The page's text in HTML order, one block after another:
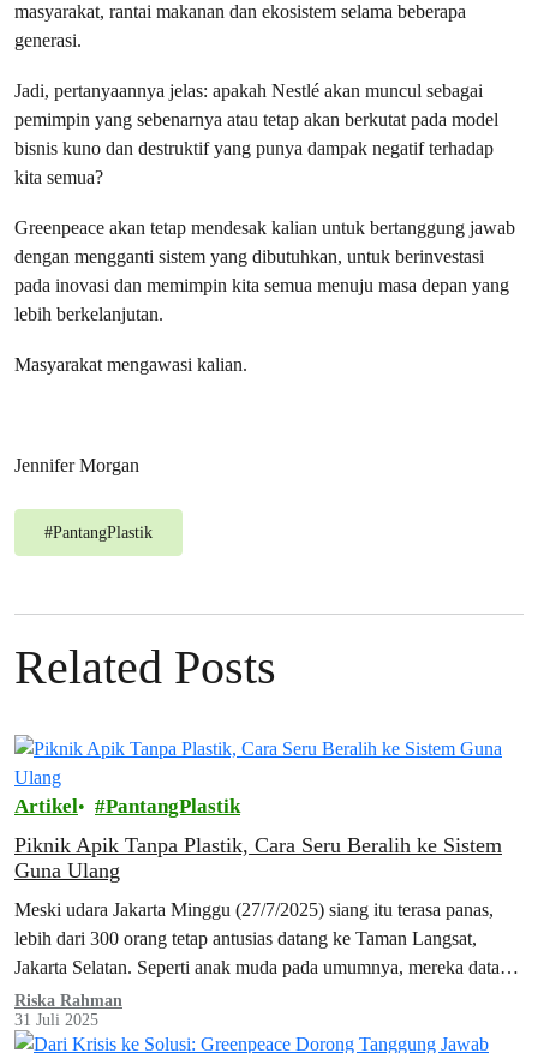
masyarakat, rantai makanan dan ekosistem selama beberapa
generasi.
Jadi, pertanyaannya jelas: apakah Nestlé akan muncul sebagai
pemimpin yang sebenarnya atau tetap akan berkutat pada model
bisnis kuno dan destruktif yang punya dampak negatif terhadap
kita semua?
Greenpeace akan tetap mendesak kalian untuk bertanggung jawab
dengan mengganti sistem yang dibutuhkan, untuk berinvestasi
pada inovasi dan memimpin kita semua menuju masa depan yang
lebih berkelanjutan.
Masyarakat mengawasi kalian.
Jennifer Morgan
#PantangPlastik
Related Posts
Artikel PantangPlastik
Piknik Apik Tanpa Plastik, Cara Seru Beralih ke Sistem
Guna Ulang
Meski udara Jakarta Minggu (27/7/2025) siang itu terasa panas,
lebih dari 300 orang tetap antusias datang ke Taman Langsat,
Jakarta Selatan. Seperti anak muda pada umumnya, mereka datang
sambil membawa…
Riska Rahman
31 Juli 2025